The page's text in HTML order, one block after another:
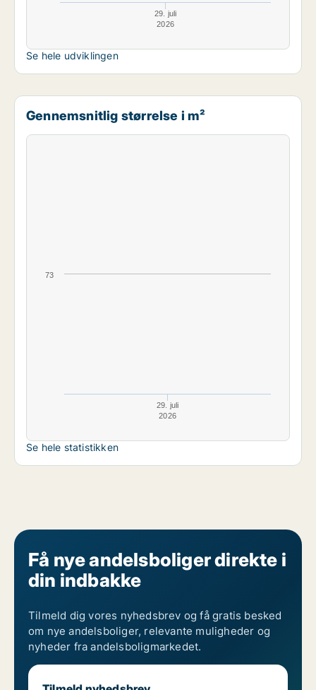
29. juli
2026
Se hele udviklingen
Gennemsnitlig størrelse i m²
29. juli
2026
73
Se hele statistikken
Få nye andelsboliger direkte i
din indbakke
Tilmeld dig vores nyhedsbrev og få gratis besked
om nye andelsboliger, relevante muligheder og
nyheder fra andelsboligmarkedet.